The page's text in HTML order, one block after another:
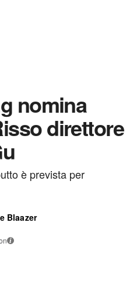
nomina
direttore
è prevista per
Blaazer
i